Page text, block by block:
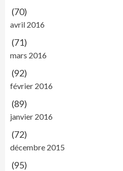
(70)
avril 2016
(71)
mars 2016
(92)
février 2016
(89)
janvier 2016
(72)
décembre 2015
(95)